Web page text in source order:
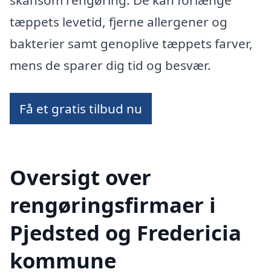
tæppets levetid, fjerne allergener og
bakterier samt genoplive tæppets farver,
mens de sparer dig tid og besvær.
Få et gratis tilbud nu
Oversigt over
rengøringsfirmaer i
Pjedsted og Fredericia
kommune